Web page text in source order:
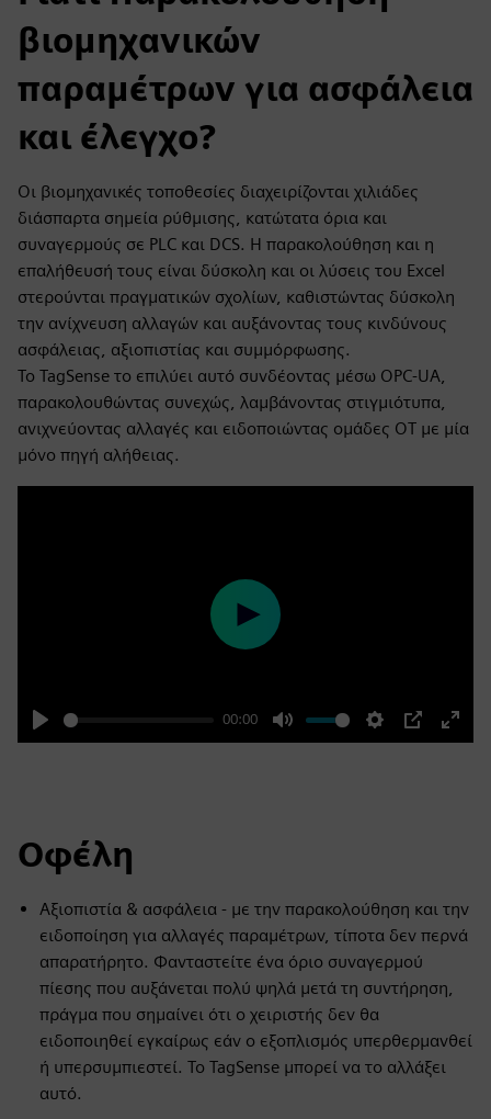
βιομηχανικών
παραμέτρων για ασφάλεια
και έλεγχο?
Οι βιομηχανικές τοποθεσίες διαχειρίζονται χιλιάδες
διάσπαρτα σημεία ρύθμισης, κατώτατα όρια και
συναγερμούς σε PLC και DCS. Η παρακολούθηση και η
επαλήθευσή τους είναι δύσκολη και οι λύσεις του Excel
στερούνται πραγματικών σχολίων, καθιστώντας δύσκολη
την ανίχνευση αλλαγών και αυξάνοντας τους κινδύνους
ασφάλειας, αξιοπιστίας και συμμόρφωσης.
Το TagSense το επιλύει αυτό συνδέοντας μέσω OPC-UA,
παρακολουθώντας συνεχώς, λαμβάνοντας στιγμιότυπα,
ανιχνεύοντας αλλαγές και ειδοποιώντας ομάδες OT με μία
μόνο πηγή αλήθειας.
Play
00:00
Mute Settings
PIP
Enter
Play
Οφέλη
Αξιοπιστία & ασφάλεια - με την παρακολούθηση και την
ειδοποίηση για αλλαγές παραμέτρων, τίποτα δεν περνά
απαρατήρητο. Φανταστείτε ένα όριο συναγερμού
πίεσης που αυξάνεται πολύ ψηλά μετά τη συντήρηση,
πράγμα που σημαίνει ότι ο χειριστής δεν θα
ειδοποιηθεί εγκαίρως εάν ο εξοπλισμός υπερθερμανθεί
ή υπερσυμπιεστεί. Το TagSense μπορεί να το αλλάξει
αυτό.